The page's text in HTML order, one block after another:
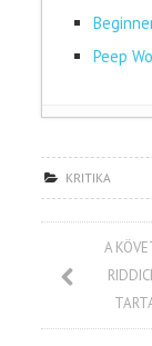
Peep
KRITIKA
A